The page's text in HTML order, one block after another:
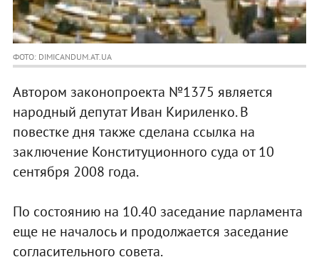
ФОТО: DIMICANDUM.AT.UA
Автором законопроекта №1375 является
народный депутат Иван Кириленко. В
повестке дня также сделана ссылка на
заключение Конституционного суда от 10
сентября 2008 года.
По состоянию на 10.40 заседание парламента
еще не началось и продолжается заседание
согласительного совета.